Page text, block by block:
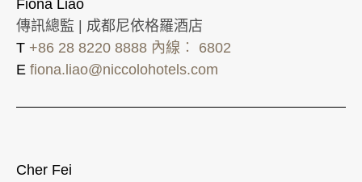
Fiona Liao
傳訊總監 | 成都尼依格羅酒店
T +86 28 8220 8888 內線︰ 6802
E fiona.liao@niccolohotels.com
Cher Fei